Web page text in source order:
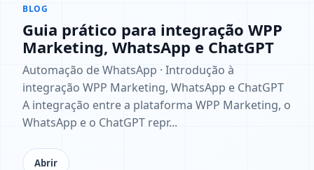
BLOG
Guia prático para integração WPP
Marketing, WhatsApp e ChatGPT
Automação de WhatsApp · Introdução à
integração WPP Marketing, WhatsApp e ChatGPT
A integração entre a plataforma WPP Marketing, o
WhatsApp e o ChatGPT repr...
Abrir